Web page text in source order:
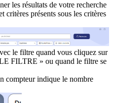
les résultats de votre recherche
critères présents sous les critères
le filtre quand vous cliquez sur
FILTRE » ou quand le filtre se
compteur indique le nombre